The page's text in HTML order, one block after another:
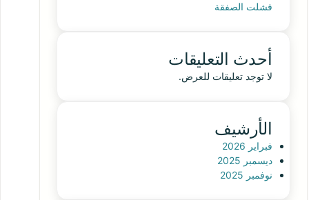
فشلت الصفقة
أحدث التعليقات
لا توجد تعليقات للعرض.
الأرشيف
فبراير 2026
ديسمبر 2025
نوفمبر 2025